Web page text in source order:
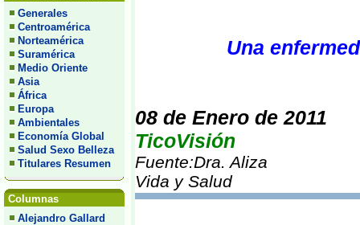
Generales
Centroamérica
Norteamérica
Suramérica
Medio Oriente
Asia
África
Europa
Ambientales
Economía Global
Salud Sexo Belleza
Titulares Resumen
Columnas
Alejandro Gallard
Una
08 de Enero de 2011
TicoVisión
Fuente:Dra. Aliza
Vida y Salud